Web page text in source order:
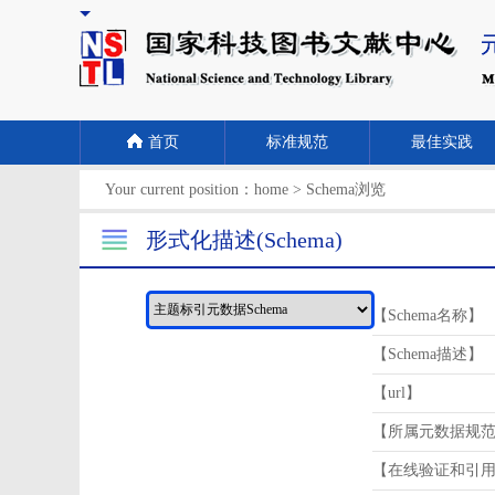
首页 标准规范 最佳实践
Your current position： home > Schema浏览
形式化描述(Schema)
【Schema名称】
【Schema描述】
【url】
【所属元数据规
【在线验证和引